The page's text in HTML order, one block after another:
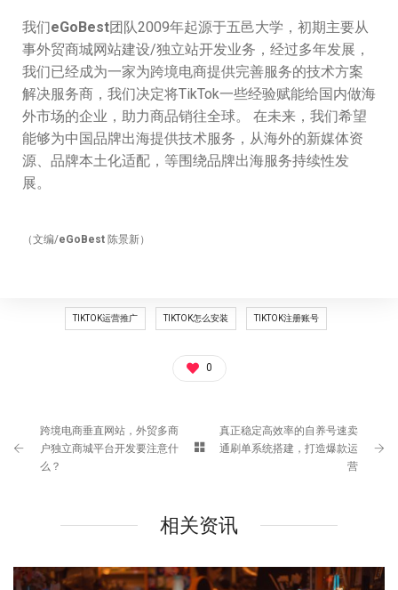
我们eGoBest团队2009年起源于五邑大学，初期主要从
事外贸商城网站建设/独立站开发业务，经过多年发展，
我们已经成为一家为跨境电商提供完善服务的技术方案
解决服务商，我们决定将TikTok一些经验赋能给国内做海
外市场的企业，助力商品销往全球。 在未来，我们希望
能够为中国品牌出海提供技术服务，从海外的新媒体资
源、品牌本土化适配，等围绕品牌出海服务持续性发
展。
（文编/eGoBest 陈景新）
TIKTOK运营推广 TIKTOK怎么安装 TIKTOK注册账号
0
跨境电商垂直网站，外贸多商
户独立商城平台开发要注意什
么？
真正稳定高效率的自养号速卖
通刷单系统搭建，打造爆款运
营
相关资讯